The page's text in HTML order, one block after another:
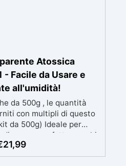
Atossica
- Facile da Usare e
all'umidità!
da 500g , le quantità
con multipli di questo
da 500g) Ideale per
di errore, perfetta per chi
garantisce una finitura
in ogni condizione.
21,99